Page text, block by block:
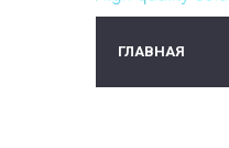
ГЛАВНАЯ